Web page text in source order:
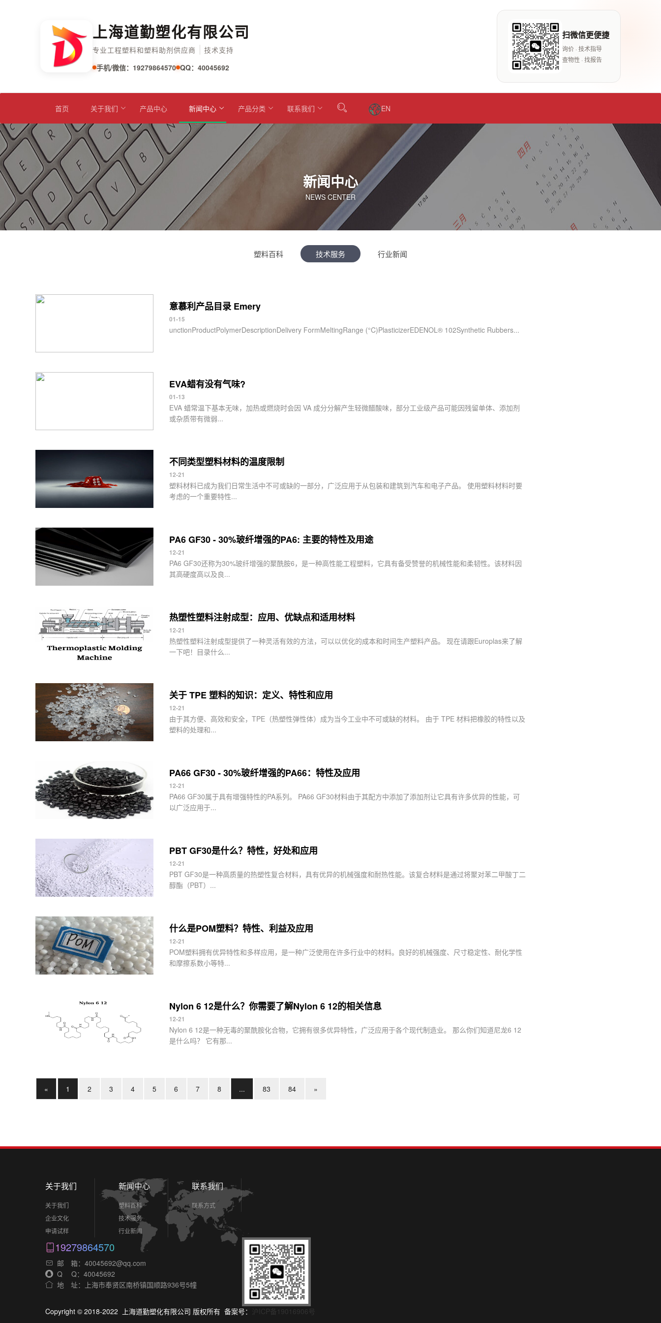
上海道勤塑化有限公司
专业工程塑料和塑料助剂供应商
技术支持
手机/微信：19279864570 QQ：40045692
扫微信更便捷
询价 · 技术指导
查物性 · 找报告
首页 关于我们 产品中心 新闻中心 产品分类 联系我们 EN
新闻中心
NEWS CENTER
塑料百科 技术服务 行业新闻
意慕利产品目录 Emery
01-15
unctionProductPolymerDescriptionDelivery FormMeltingRange (°C)PlasticizerEDENOL® 102Synthetic Rubbers...
EVA蜡有没有气味?
01-13
EVA 蜡常温下基本无味，加热或燃烧时会因 VA 成分分解产生轻微醋酸味，部分工业级产品可能因残留单体、添加剂
或杂质带有微弱...
不同类型塑料材料的温度限制
12-21
塑料材料已成为我们日常生活中不可或缺的一部分，广泛应用于从包装和建筑到汽车和电子产品。 使用塑料材料时要
考虑的一个重要特性...
PA6 GF30 - 30%玻纤增强的PA6: 主要的特性及用途
12-21
PA6 GF30还称为30%玻纤增强的聚酰胺6，是一种高性能工程塑料，它具有备受赞誉的机械性能和柔韧性。该材料因
其高硬度高以及良...
热塑性塑料注射成型：应用、优缺点和适用材料
12-21
热塑性塑料注射成型提供了一种灵活有效的方法，可以以优化的成本和时间生产塑料产品。 现在请跟Europlas来了解
一下吧！目录什么...
关于 TPE 塑料的知识：定义、特性和应用
12-21
由于其方便、高效和安全，TPE（热塑性弹性体）成为当今工业中不可或缺的材料。 由于 TPE 材料把橡胶的特性以及
塑料的处理和...
PA66 GF30 - 30%玻纤增强的PA66：特性及应用
12-21
PA66 GF30属于具有增强特性的PA系列。 PA66 GF30材料由于其配方中添加了添加剂让它具有许多优异的性能，可
以广泛应用于...
PBT GF30是什么？特性，好处和应用
12-21
PBT GF30是一种高质量的热塑性复合材料，具有优异的机械强度和耐热性能。该复合材料是通过将聚对苯二甲酸丁二
醇酯（PBT）...
什么是POM塑料？特性、利益及应用
12-21
POM塑料拥有优异特性和多样应用，是一种广泛使用在许多行业中的材料。良好的机械强度、尺寸稳定性、耐化学性
和摩擦系数小等特...
Nylon 6 12是什么？你需要了解Nylon 6 12的相关信息
12-21
Nylon 6 12是一种无毒的聚酰胺化合物，它拥有很多优异特性，广泛应用于各个现代制造业。 那么你们知道尼龙6 12
是什么吗？ 它有那...
« 1 2 3 4 5 6 7 8 ... 83 84 »
关于我们
关于我们
企业文化
申请试样
新闻中心
塑料百科
技术服务
行业新闻
联系我们
联系方式
19279864570
邮 箱：40045692@qq.com
Q Q：40045692
地 址：上海市奉贤区南桥镇国顺路936号5幢
Copyright © 2018-2022 上海道勤塑化有限公司 版权所有 备案号： 沪ICP备19016906号